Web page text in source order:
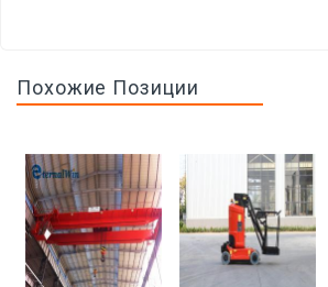
Похожие Позиции